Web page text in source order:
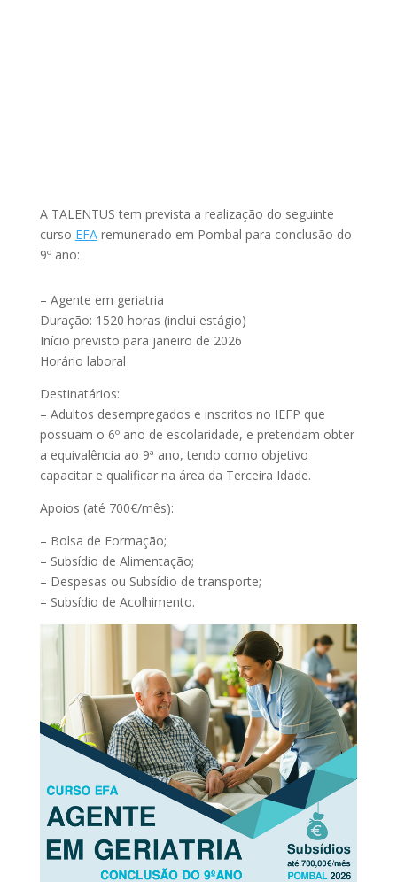
A TALENTUS tem prevista a realização do seguinte
curso EFAremunerado em Pombal para conclusão do
9º ano:
– Agente em geriatria
Duração: 1520 horas (inclui estágio)
Início previsto para janeiro de 2026
Horário laboral
Destinatários:
– Adultos desempregados e inscritos no IEFP que
possuam o 6º ano de escolaridade, e pretendam obter
a equivalência ao 9ª ano, tendo como objetivo
capacitar e qualificar na área da Terceira Idade.
Apoios (até 700€/mês):
– Bolsa de Formação;
– Subsídio de Alimentação;
– Despesas ou Subsídio de transporte;
– Subsídio de Acolhimento.